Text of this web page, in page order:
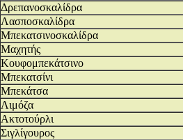
Δρεπανοσκαλίδρα
Λασποσκαλίδρα
Μπεκατσινοσκαλίδρα
Μαχητής
Κουφομπεκάτσινο
Μπεκατσίνι
Μπεκάτσα
Λιμόζα
Ακτοτούρλι
Σιγλίγουρος